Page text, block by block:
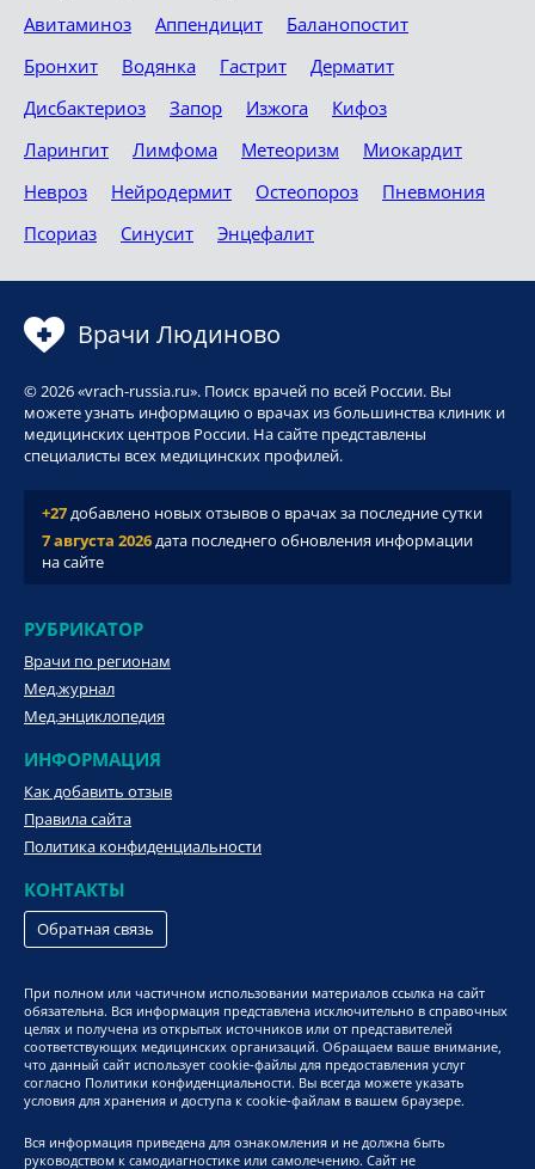
Авитаминоз Аппендицит
Баланопостит
Бронхит
Водянка Гастрит
Дерматит
Дисбактериоз
Запор Изжога
Кифоз
Ларингит
Лимфома Метеоризм
Миокардит
Невроз
Нейродермит Остеопороз
Пневмония
Псориаз
Синусит Энцефалит
Врачи Людиново
© 2026 «vrach-russia.ru». Поиск врачей по всей России. Вы
можете узнать информацию о врачах из большинства клиник и
медицинских центров России. На сайте представлены
специалисты всех медицинских профилей.
+27добавлено новых отзывов о врачах за последние сутки
7 августа 2026дата последнего обновления информации
на сайте
РУБРИКАТОР
Врачи по регионам
Мед.журнал
Мед.энциклопедия
ИНФОРМАЦИЯ
Как добавить отзыв
Правила сайта
Политика конфиденциальности
КОНТАКТЫ
Обратная связь
При полном или частичном использовании материалов ссылка на сайт
обязательна. Вся информация представлена исключительно в справочных
целях и получена из открытых источников или от представителей
соответствующих медицинских организаций. Обращаем ваше внимание,
что данный сайт использует cookie-файлы для предоставления услуг
согласно Политики конфиденциальности. Вы всегда можете указать
условия для хранения и доступа к cookie-файлам в вашем браузере.
Вся информация приведена для ознакомления и не должна быть
руководством к самодиагностике или самолечению. Сайт не